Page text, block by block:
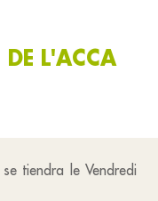
DE L'ACCA
tiendra le Vendredi